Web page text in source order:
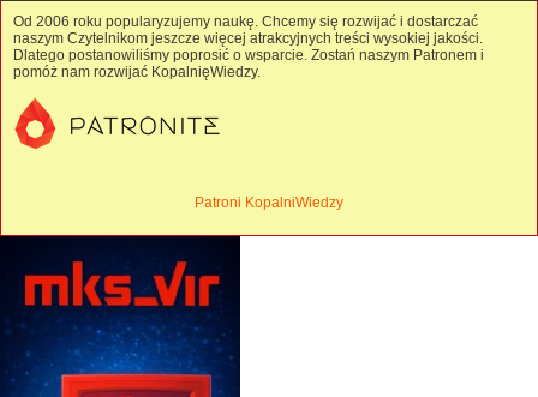
Od 2006 roku popularyzujemy naukę. Chcemy się rozwijać i dostarczać
naszym Czytelnikom jeszcze więcej atrakcyjnych treści wysokiej jakości.
Dlatego postanowiliśmy poprosić o wsparcie. Zostań naszym Patronem i
pomóż nam rozwijać KopalnięWiedzy.
Patroni KopalniWiedzy